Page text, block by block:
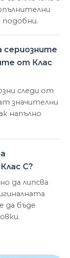
подобни.
сериозните
от Клас
следи от
значителни
напълно
С?
да липсва
да бъде